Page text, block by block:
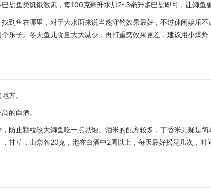
盐鱼类饥饿激素，每100克毫升水加2~3毫升多巴盐即可，让鲫鱼
到鱼在哪里，对于大水面来说当然守钓效果最好，不过休闲娱乐不
乐子。冬天鱼儿食量大大减少，再打重窝效果更差，建议用小爆
方。
的白酒。
防止颗粒较大鲫鱼吃一点就饱。酒米的配方较多，丁香米无疑是简
甘草，山奈各20克，泡在白酒中2周以上，每天最好摇晃几次，时